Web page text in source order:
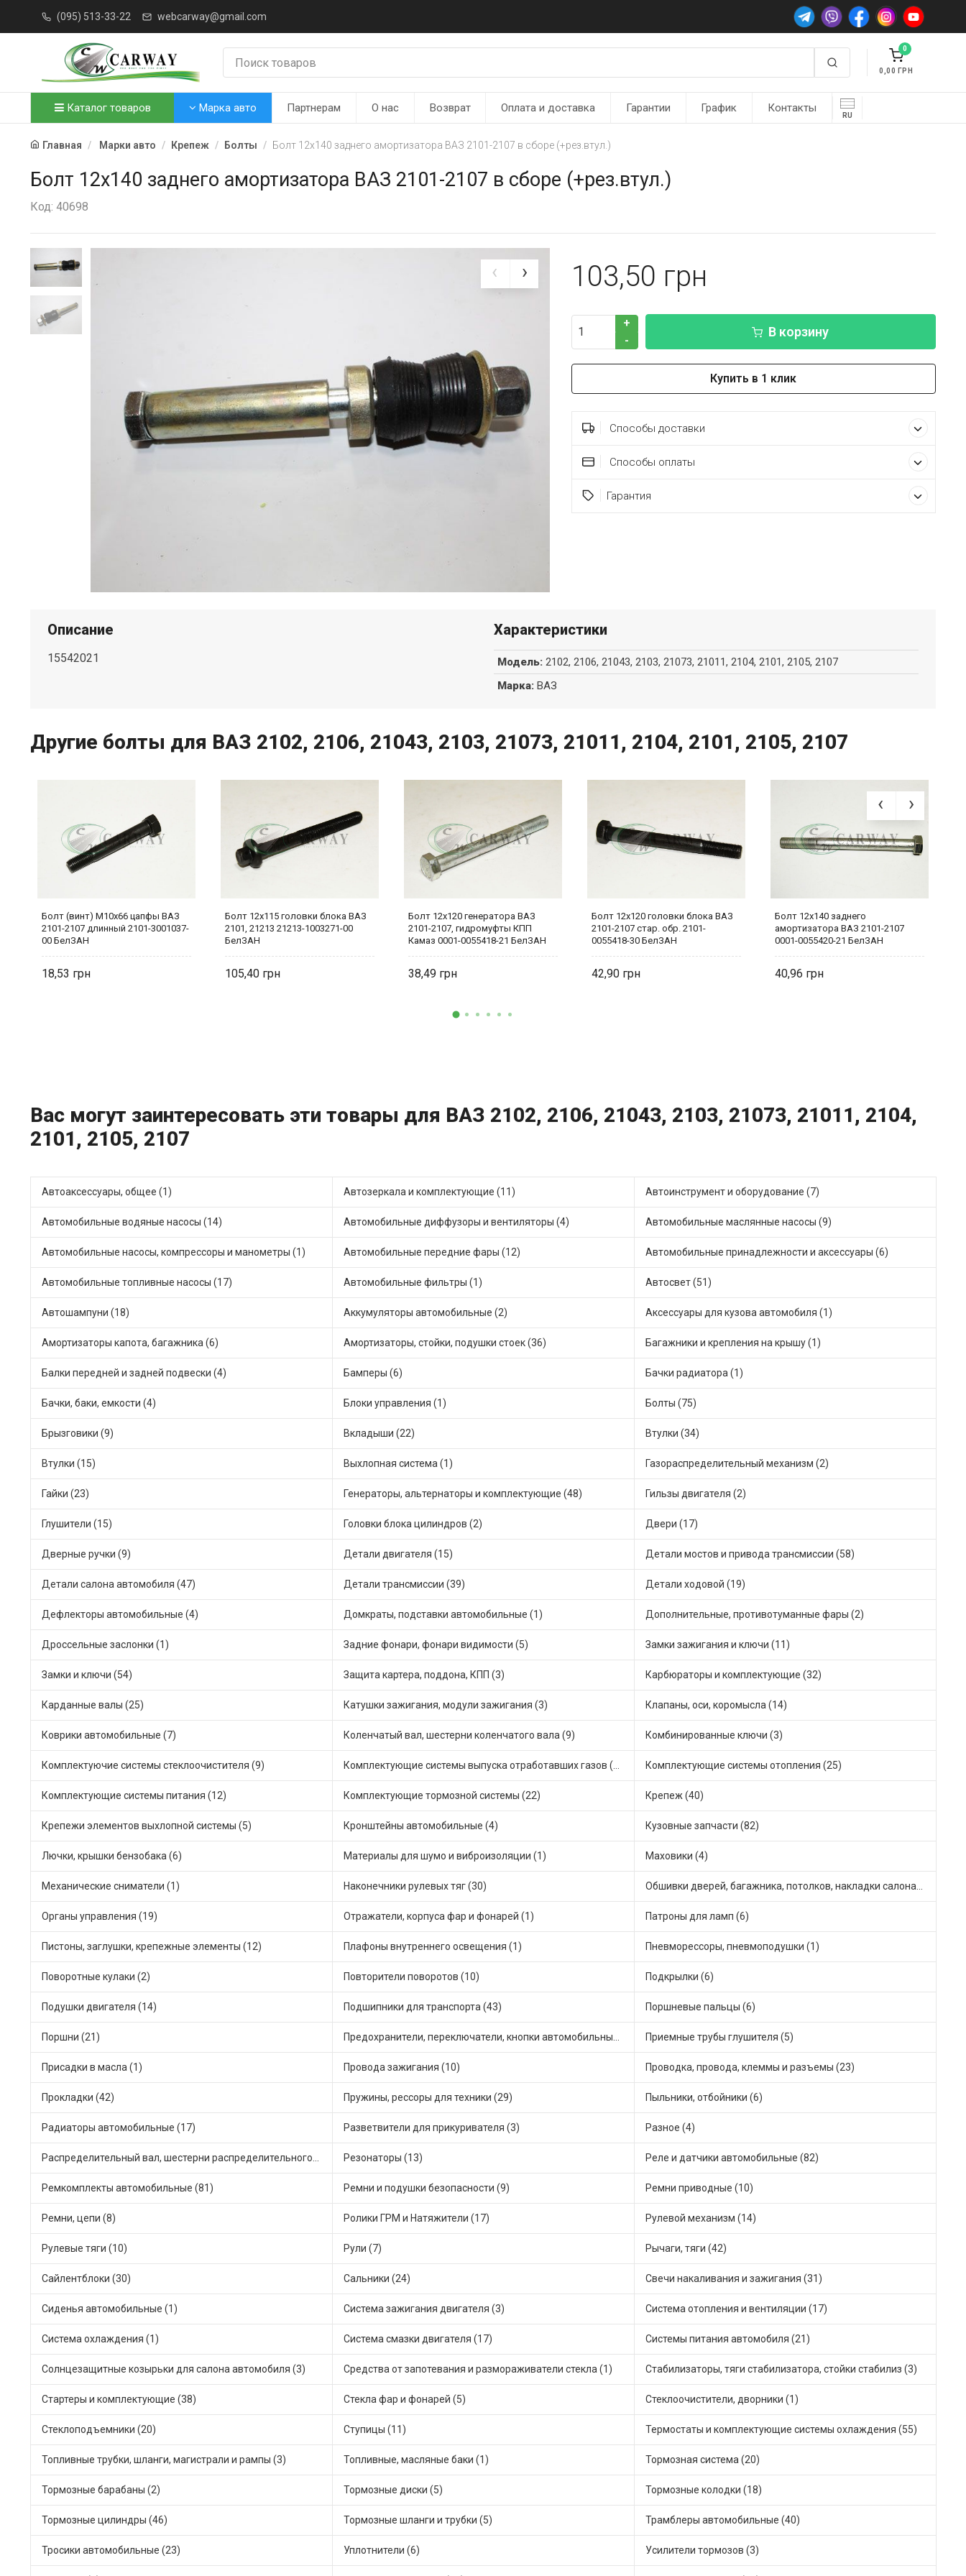
(095) 513-33-22 webcarway@gmail.com
0
0,00
Каталог товаров Марка авто Партнерам О нас Возврат Оплата и доставка Гарантии График Контакты
RU
Главная Марки авто Крепеж Болты Болт 12х140 заднего амортизатора ВАЗ 2101-2107 в сборе (+рез.втул.)
Болт 12х140 заднего амортизатора ВАЗ 2101-2107 в сборе (+рез.втул.)
Код: 40698
103,50
+
-
В корзину
Купить в 1 клик
Способы доставки
Способы оплаты
Гарантия
Описание
15542021
Характеристики
Модель: 2102, 2106, 21043, 2103, 21073, 21011, 2104, 2101, 2105, 2107
Марка: ВАЗ
Другие болты для ВАЗ 2102, 2106, 21043, 2103, 21073, 21011, 2104, 2101, 2105, 2107
Болт (винт) М10х66 цапфы ВАЗ
2101-2107 длинный 2101-3001037-
00 БелЗАН
18,53
Болт 12х115 головки блока ВАЗ
2101, 21213 21213-1003271-00
БелЗАН
105,40
Болт 12х120 генератора ВАЗ
2101-2107, гидромуфты КПП
Камаз 0001-0055418-21 БелЗАН
38,49
Болт 12х120 головки блока ВАЗ
2101-2107 стар. обр. 2101-
0055418-30 БелЗАН
42,90
Болт 12х140 заднего
амортизатора ВАЗ 2101-2107
0001-0055420-21 БелЗАН
40,96
Вас могут заинтересовать эти товары для ВАЗ 2102, 2106, 21043, 2103, 21073, 21011, 2104,
2101, 2105, 2107
Автоаксессуары, общее (1) Автозеркала и комплектующие (11) Автоинструмент и оборудование (7)
Автомобильные водяные насосы (14) Автомобильные диффузоры и вентиляторы (4) Автомобильные маслянные насосы (9)
Автомобильные насосы, компрессоры и манометры (1) Автомобильные передние фары (12) Автомобильные принадлежности и аксессуары (6)
Автомобильные топливные насосы (17) Автомобильные фильтры (1) Автосвет (51)
Автошампуни (18) Аккумуляторы автомобильные (2) Аксессуары для кузова автомобиля (1)
Амортизаторы капота, багажника (6) Амортизаторы, стойки, подушки стоек (36) Багажники и крепления на крышу (1)
Балки передней и задней подвески (4) Бамперы (6) Бачки радиатора (1)
Бачки, баки, емкости (4) Блоки управления (1) Болты (75)
Брызговики (9) Вкладыши (22) Втулки (34)
Втулки (15) Выхлопная система (1) Газораспределительный механизм (2)
Гайки (23) Генераторы, альтернаторы и комплектующие (48) Гильзы двигателя (2)
Глушители (15) Головки блока цилиндров (2) Двери (17)
Дверные ручки (9) Детали двигателя (15) Детали мостов и привода трансмиссии (58)
Детали салона автомобиля (47) Детали трансмиссии (39) Детали ходовой (19)
Дефлекторы автомобильные (4) Домкраты, подставки автомобильные (1) Дополнительные, противотуманные фары (2)
Дроссельные заслонки (1) Задние фонари, фонари видимости (5) Замки зажигания и ключи (11)
Замки и ключи (54) Защита картера, поддона, КПП (3) Карбюраторы и комплектующие (32)
Карданные валы (25) Катушки зажигания, модули зажигания (3) Клапаны, оси, коромысла (14)
Коврики автомобильные (7) Коленчатый вал, шестерни коленчатого вала (9) Комбинированные ключи (3)
Комплектуючие системы стеклоочистителя (9) Комплектующие системы отопления (25)
Комплектующие системы питания (12) Комплектующие тормозной системы (22) Крепеж (40)
Крепежи элементов выхлопной системы (5) Кронштейны автомобильные (4) Кузовные запчасти (82)
Лючки, крышки бензобака (6) Материалы для шумо и виброизоляции (1) Маховики (4)
Механические сниматели (1) Наконечники рулевых тяг (30)
Органы управления (19) Отражатели, корпуса фар и фонарей (1) Патроны для ламп (6)
Пистоны, заглушки, крепежные элементы (12) Плафоны внутреннего освещения (1) Пневморессоры, пневмоподушки (1)
Поворотные кулаки (2) Повторители поворотов (10) Подкрылки (6)
Подушки двигателя (14) Подшипники для транспорта (43) Поршневые пальцы (6)
Поршни (21) Приемные трубы глушителя (5)
Присадки в масла (1) Провода зажигания (10) Проводка, провода, клеммы и разъемы (23)
Прокладки (42) Пружины, рессоры для техники (29) Пыльники, отбойники (6)
Радиаторы автомобильные (17) Разветвители для прикуривателя (3) Разное (4)
Резонаторы (13) Реле и датчики автомобильные (82)
Ремкомплекты автомобильные (81) Ремни и подушки безопасности (9) Ремни приводные (10)
Ремни, цепи (8) Ролики ГРМ и Натяжители (17) Рулевой механизм (14)
Рулевые тяги (10) Рули (7) Рычаги, тяги (42)
Сайлентблоки (30) Сальники (24) Свечи накаливания и зажигания (31)
Сиденья автомобильные (1) Система зажигания двигателя (3) Система отопления и вентиляции (17)
Система охлаждения (1) Система смазки двигателя (17) Системы питания автомобиля (21)
Солнцезащитные козырьки для салона автомобиля (3) Средства от запотевания и размораживатели стекла (1) Стабилизаторы, тяги стабилизатора, стойки стабилиз (3)
Стартеры и комплектующие (38) Стекла фар и фонарей (5) Стеклоочистители, дворники (1)
Стеклоподъемники (20) Ступицы (11) Термостаты и комплектующие системы охлаждения (55)
Топливные трубки, шланги, магистрали и рампы (3) Топливные, масляные баки (1) Тормозная система (20)
Тормозные барабаны (2) Тормозные диски (5) Тормозные колодки (18)
Тормозные цилиндры (46) Тормозные шланги и трубки (5) Трамблеры автомобильные (40)
Тросики автомобильные (23) Уплотнители (6) Усилители тормозов (3)